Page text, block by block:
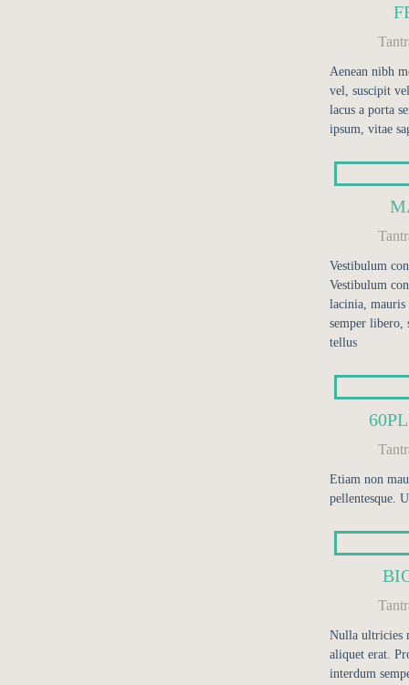
Aenean nibh
vel, suscipit
lacus a porta
ipsum, vitae
Vestibulum
Vestibulum
lacinia, mauris
semper libero,
tellus
Etiam non
pellentesque.
Nulla ultricies
aliquet erat.
interdum